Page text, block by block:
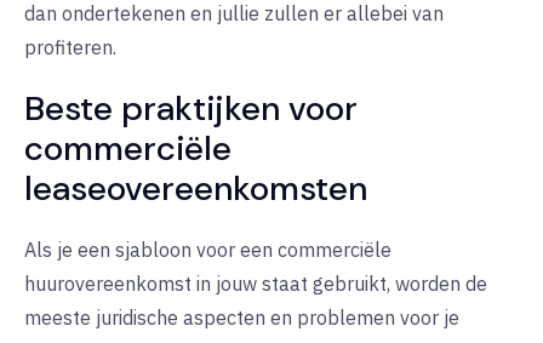
dan ondertekenen en jullie zullen er allebei van
profiteren.
Beste praktijken voor
commerciële
leaseovereenkomsten
Als je een sjabloon voor een commerciële
huurovereenkomst in jouw staat gebruikt, worden de
meeste juridische aspecten en problemen voor je